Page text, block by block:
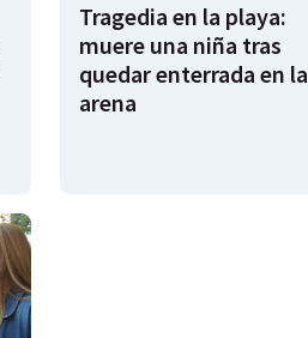
Tragedia en la playa:
muere una niña tras
quedar enterrada en la
arena